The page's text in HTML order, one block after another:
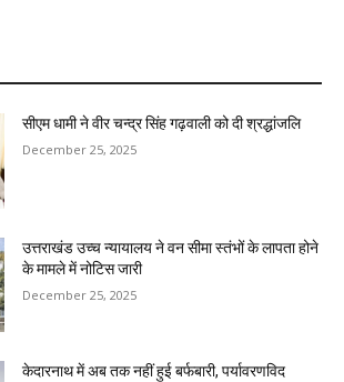
सीएम धामी ने वीर चन्द्र सिंह गढ़वाली को दी श्रद्धांजलि
December 25, 2025
उत्तराखंड उच्च न्यायालय ने वन सीमा स्तंभों के लापता होने
के मामले में नोटिस जारी
December 25, 2025
केदारनाथ में अब तक नहीं हुई बर्फबारी, पर्यावरणविद